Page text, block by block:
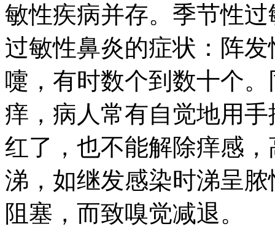
敏性疾病并存。季节性
过敏性鼻炎的症状：阵
嚏，有时数个到数十个
痒，病人常有自觉地用
红了，也不能解除痒感
涕，如继发感染时涕呈
阻塞，而致嗅觉减退。